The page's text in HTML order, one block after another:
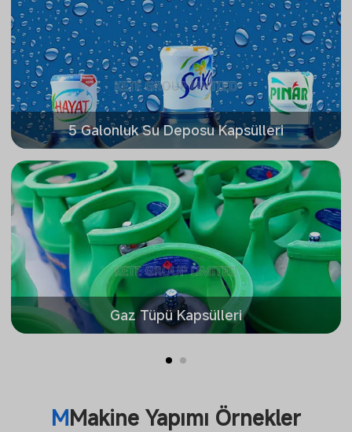
5 Galonluk Su Deposu Kapsülleri
Gaz Tüpü Kapsülleri
MMakine Yapımı Örnekler